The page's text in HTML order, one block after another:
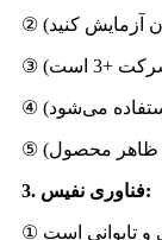
3. فناوری نفیس: